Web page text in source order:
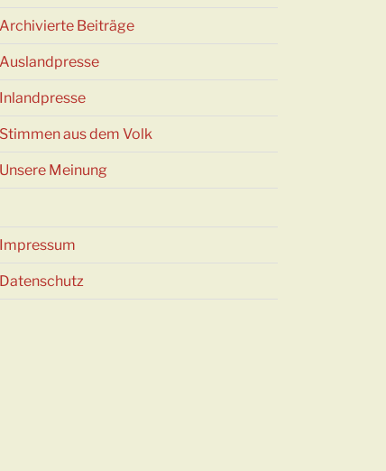
Archivierte Beiträge
Auslandpresse
Inlandpresse
Stimmen aus dem Volk
Unsere Meinung
Impressum
Datenschutz